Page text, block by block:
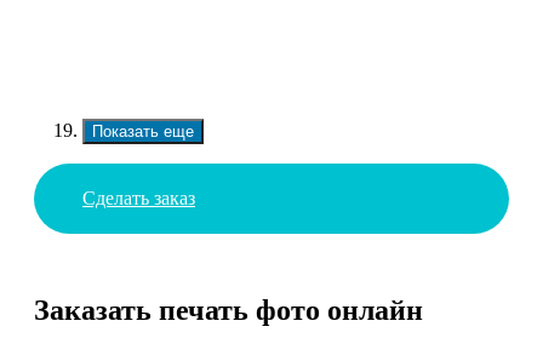
Показать еще
Сделать заказ
Заказать печать фото онлайн